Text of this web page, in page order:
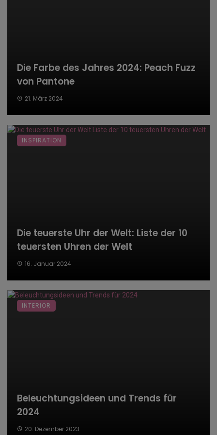
Die Farbe des Jahres 2024: Peach Fuzz
von Pantone
21. März 2024
Die teuerste Uhr der Welt: Liste der 10
teuersten Uhren der Welt
16. Januar 2024
INSPIRATION
Beleuchtungsideen und Trends für
2024
20. Dezember 2023
INTERIOR